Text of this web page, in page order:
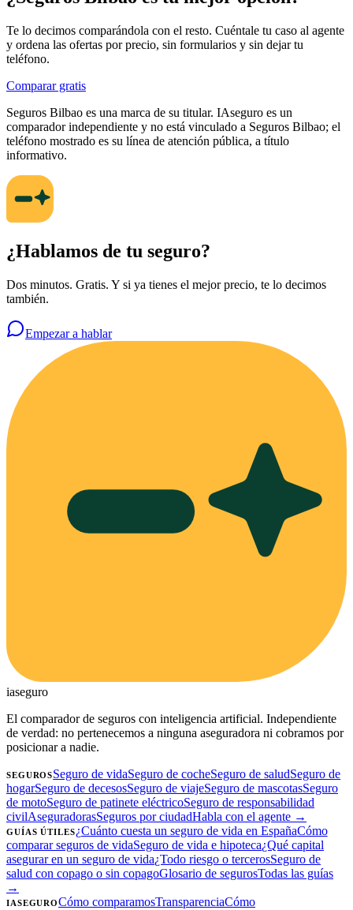
Te lo decimos comparándola con el resto. Cuéntale tu caso al agente
y ordena las ofertas por precio, sin formularios y sin dejar tu
teléfono.
Comparar gratis
Seguros Bilbao es una marca de su titular. IAseguro es un
comparador independiente y no está vinculado a Seguros Bilbao; el
teléfono mostrado es su línea de atención pública, a título
informativo.
¿Hablamos de tu seguro?
Dos minutos. Gratis. Y si ya tienes el mejor precio, te lo decimos
también.
Empezar a hablar
iaseguro
El comparador de seguros con inteligencia artificial. Independiente
de verdad: no pertenecemos a ninguna aseguradora ni cobramos por
posicionar a nadie.
SEGUROSSeguro de vidaSeguro de cocheSeguro de saludSeguro de
hogarSeguro de decesosSeguro de viajeSeguro de mascotasSeguro
de motoSeguro de patinete eléctricoSeguro de responsabilidad
civilAseguradorasSeguros por ciudadHabla con el agente →
GUÍAS ÚTILES¿Cuánto cuesta un seguro de vida en EspañaCómo
comparar seguros de vidaSeguro de vida e hipoteca¿Qué capital
asegurar en un seguro de vida¿Todo riesgo o tercerosSeguro de
salud con copago o sin copagoGlosario de segurosTodas las guías
→
IASEGUROCómo comparamosTransparenciaCómo